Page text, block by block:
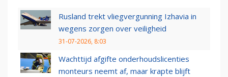
Rusland trekt vliegvergunning Izhavia in
wegens zorgen over veiligheid
31-07-2026, 8:03
Wachttijd afgifte onderhoudslicenties
monteurs neemt af, maar krapte blijft